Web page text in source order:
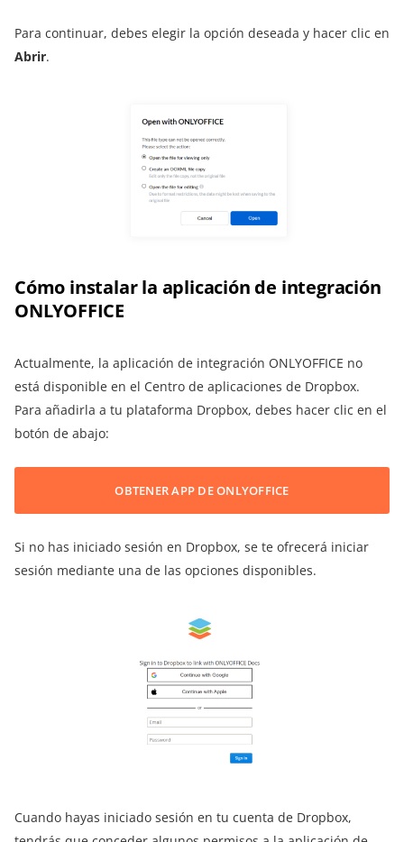
Para continuar, debes elegir la opción deseada y hacer clic en
Abrir.
Cómo instalar la aplicación de integración
ONLYOFFICE
Actualmente, la aplicación de integración ONLYOFFICE no
está disponible en el Centro de aplicaciones de Dropbox.
Para añadirla a tu plataforma Dropbox, debes hacer clic en el
botón de abajo:
OBTENER APP DE ONLYOFFICE
Si no has iniciado sesión en Dropbox, se te ofrecerá iniciar
sesión mediante una de las opciones disponibles.
Cuando hayas iniciado sesión en tu cuenta de Dropbox,